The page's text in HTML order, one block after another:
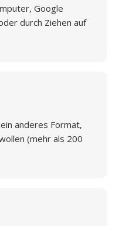
Google
durch Ziehen auf
anderes Format,
(mehr als 200